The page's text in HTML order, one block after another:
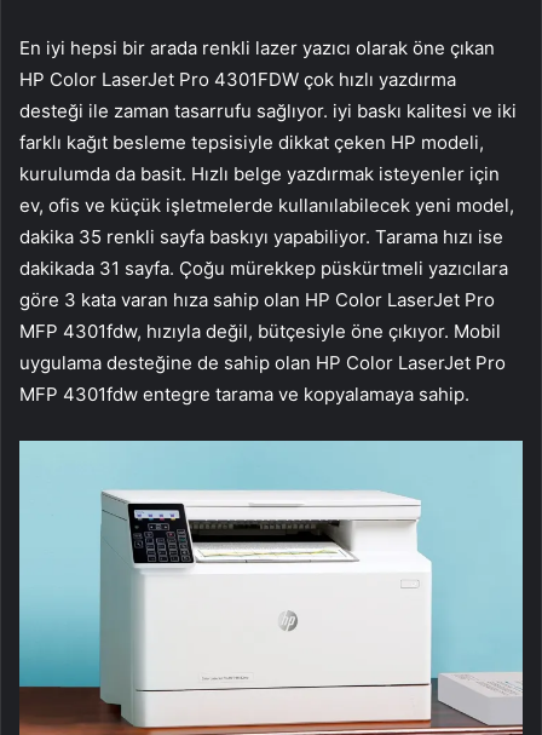
En iyi hepsi bir arada renkli lazer yazıcı olarak öne çıkan
HP Color LaserJet Pro 4301FDW çok hızlı yazdırma
desteği ile zaman tasarrufu sağlıyor. iyi baskı kalitesi ve iki
farklı kağıt besleme tepsisiyle dikkat çeken HP modeli,
kurulumda da basit. Hızlı belge yazdırmak isteyenler için
ev, ofis ve küçük işletmelerde kullanılabilecek yeni model,
dakika 35 renkli sayfa baskıyı yapabiliyor. Tarama hızı ise
dakikada 31 sayfa. Çoğu mürekkep püskürtmeli yazıcılara
göre 3 kata varan hıza sahip olan HP Color LaserJet Pro
MFP 4301fdw, hızıyla değil, bütçesiyle öne çıkıyor. Mobil
uygulama desteğine de sahip olan HP Color LaserJet Pro
MFP 4301fdw entegre tarama ve kopyalamaya sahip.